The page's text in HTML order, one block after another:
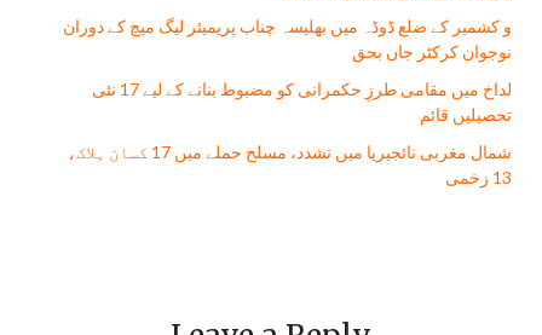
و کشمیر کے ضلع ڈوڈہ میں بھلیسہ چناب پریمیئر لیگ میچ کے دوران
نوجوان کرکٹر جاں بحق
لداخ میں مقامی طرزِ حکمرانی کو مضبوط بنانے کے لیے 17 نئی
تحصیلیں قائم
شمال مغربی نائجیریا میں تشدد، مسلح حملے میں 17 کسان ہلاک،
13 زخمی